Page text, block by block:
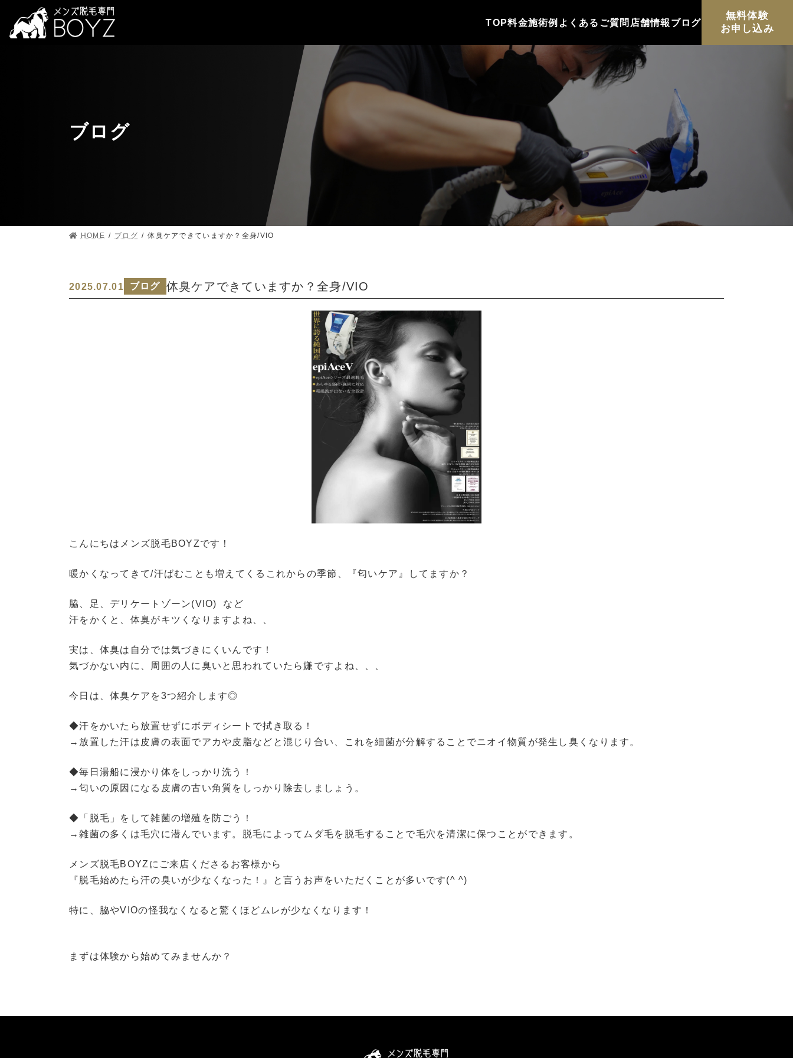
TOP料金施術例 よくあるご質問 店舗情報 ブログ
無料体験
お申し込み
ブログ
HOME ブログ 体臭ケアできていますか？全身/VIO
2025.07.01 ブログ 体臭ケアできていますか？全身/VIO
こんにちはメンズ脱毛BOYZです！
暖かくなってきて/汗ばむことも増えてくるこれからの季節、『匂いケア』してますか？
脇、足、デリケートゾーン(VIO) など
汗をかくと、体臭がキツくなりますよね、、
実は、体臭は自分では気づきにくいんです！
気づかない内に、周囲の人に臭いと思われていたら嫌ですよね、、、
今日は、体臭ケアを3つ紹介します◎
◆汗をかいたら放置せずにボディシートで拭き取る！
→放置した汗は皮膚の表面でアカや皮脂などと混じり合い、これを細菌が分解することでニオイ物質が発生し臭くなります。
◆毎日湯船に浸かり体をしっかり洗う！
→匂いの原因になる皮膚の古い角質をしっかり除去しましょう。
◆「脱毛」をして雑菌の増殖を防ごう！
→雑菌の多くは毛穴に潜んでいます。脱毛によってムダ毛を脱毛することで毛穴を清潔に保つことができます。
メンズ脱毛BOYZにご来店くださるお客様から
『脱毛始めたら汗の臭いが少なくなった！』と言うお声をいただくことが多いです(^ ^)
特に、脇やVIOの怪我なくなると驚くほどムレが少なくなります！
まずは体験から始めてみませんか？